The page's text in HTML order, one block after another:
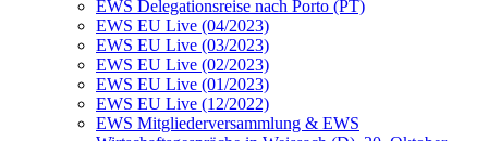
EWS Delegationsreise nach Porto (PT)
EWS EU Live (04/2023)
EWS EU Live (03/2023)
EWS EU Live (02/2023)
EWS EU Live (01/2023)
EWS EU Live (12/2022)
EWS Mitgliederversammlung & EWS